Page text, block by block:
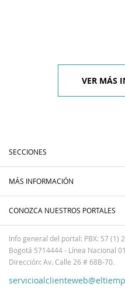
VER MÁS
SECCIONES
MÁS INFORMACIÓN
CONOZCA NUESTROS PORTALES
Info general del portal: PBX: 57 (1)
Bogotá 5714444 - Línea Nacional
Dirección: Av. Calle 26 # 68B-70.